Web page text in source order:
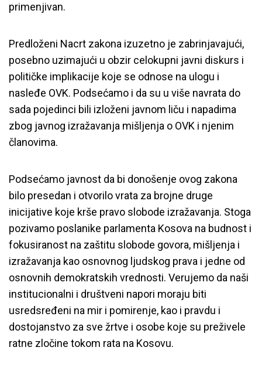
primenjivan.
Predloženi Nacrt zakona izuzetno je zabrinjavajući,
posebno uzimajući u obzir celokupni javni diskurs i
političke implikacije koje se odnose na ulogu i
nasleđe OVK. Podsećamo i da su u više navrata do
sada pojedinci bili izloženi javnom liču i napadima
zbog javnog izražavanja mišljenja o OVK i njenim
članovima.
Podsećamo javnost da bi donošenje ovog zakona
bilo presedan i otvorilo vrata za brojne druge
inicijative koje krše pravo slobode izražavanja. Stoga
pozivamo poslanike parlamenta Kosova na budnost i
fokusiranost na zaštitu slobode govora, mišljenja i
izražavanja kao osnovnog ljudskog prava i jedne od
osnovnih demokratskih vrednosti. Verujemo da naši
institucionalni i društveni napori moraju biti
usredsređeni na mir i pomirenje, kao i pravdu i
dostojanstvo za sve žrtve i osobe koje su preživele
ratne zločine tokom rata na Kosovu.